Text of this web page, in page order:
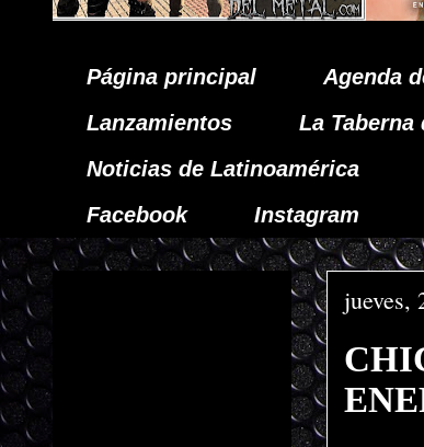
Página principal Agenda
Lanzamientos
La Taberna
Noticias de Latinoamérica
Facebook
Instagram
jueves,